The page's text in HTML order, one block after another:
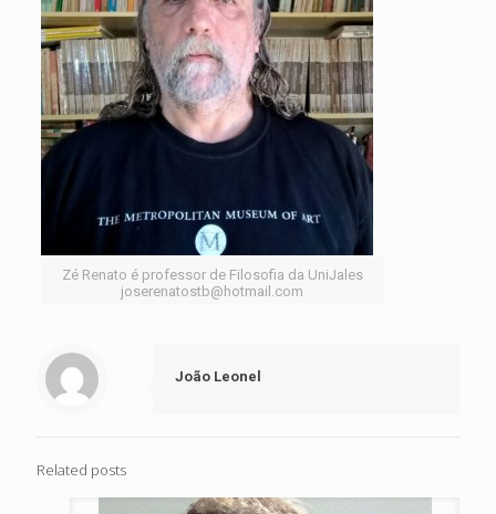
Zé Renato é professor de Filosofia da UniJales
joserenatostb@hotmail.com
João Leonel
Related posts